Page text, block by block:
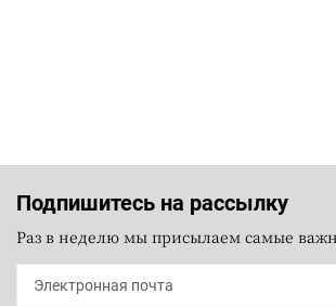
Подпишитесь на рассылку
Раз в неделю мы присылаем самые